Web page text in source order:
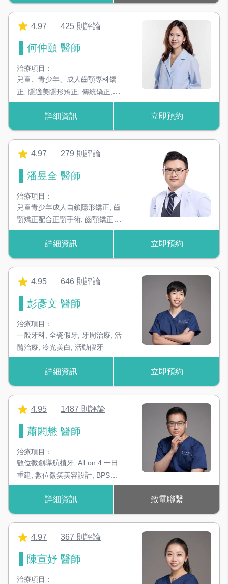
4.97 425 則評論
何仲頤 醫師
治療項目：
兒童、青少年、成人齒顎專科矯
正, 隱適美隱形矯正, 傳統矯正,骨
釘合併矯正,矯正合併跨科治療,
正顎手術合併矯正,
詳細資訊 立即預約
4.97 279 則評論
潘昱全 醫師
治療項目：
兒童青少年成人自鎖隱形矯正, 齒
顎矯正配合正顎手術, 齒顎矯正配
合全口假牙植牙重建,齒顎矯正配
合前牙美學,自鎖式矯正
復矯正,兒童早期矯正,正顎手術
矯正,全口缺牙重建,全口活動假
牙, 青少年全口矯正,成人全口矯
詳細資訊 立即預約
4.95 646 則評論
彭彥文 醫師
治療項目：
一般牙科 全瓷假牙 牙周治療 活
髓治療 冷光美白 活動假牙
詳細資訊 立即預約
4.95 1487 則評論
蕭閎懋 醫師
治療項目：
數位微創導航植牙 All on 4 一日
重建 數位微笑美容設計 BPS吸
附性活動假牙,隱形矯正,水雷射
牙周病治療,全口重建
詳細資訊 致電聯繫
4.97 367 則評論
陳宣妤 醫師
治療項目：